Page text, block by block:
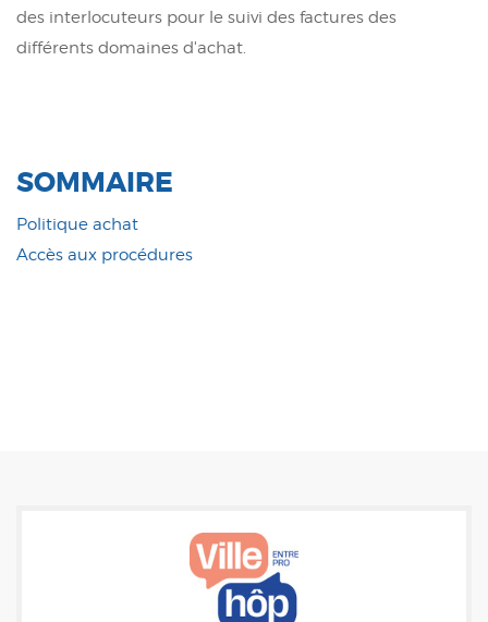
des interlocuteurs pour le suivi des factures des
différents domaines d'achat.
SOMMAIRE
Politique achat
Accès aux procédures